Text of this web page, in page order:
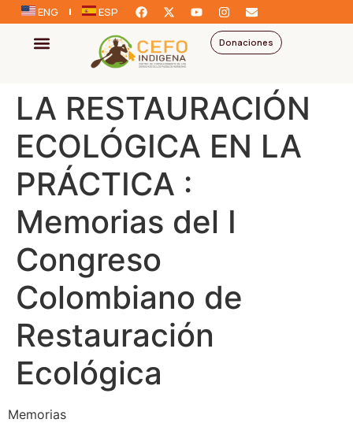
ENG ESP
Donaciones
LA RESTAURACIÓN
ECOLÓGICA EN LA
PRÁCTICA :
Memorias del I
Congreso
Colombiano de
Restauración
Ecológica
Memorias